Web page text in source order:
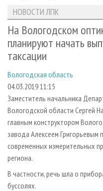
ЛЕСОЗАГОТОВКА
ЛЕСОПИЛЕНИЕ
ДЕРЕВООБРАБОТКА
СУШКА ДРЕВЕСИНЫ
ПРОИЗВОДСТВО
ДЕРЕВЯННОЕ
ПРОИЗВОДСТВО МЕБЕЛИ
БИОЭНЕРГЕТИКА
ЦБП
ИНСТРУМЕНТ И
НОВОСТИ ЛПК
НОВОСТИ ЖУРНАЛА
НОВОСТИ КОМПАНИЙ
ПРОЕКТЫ ЛПИ
АНАЛИТИКА
ПРЕДПРИЯТИЯ ЛПК
ЛЕСНЫЕ РЕГИОНЫ РОССИИ
ПЕРСОНЫ
МОБИЛЬНЫЕ ВЫСТАВКИ
ОФИЦИАЛЬНЫЕ
ПРИОРИТЕТНЫЕ
RUSSIAN FORESTRY
ГАЗЕТА ЛЕСПРОМФОРУМ
БИБЛИОТЕКА
АРХИВ
АРХИВ ЖУРНАЛОВ
СТАТЬИ
О ЖУРНАЛЕ
ПОДПИСКА
КОНТАКТЫ
РЕКЛАМОДАТЕЛЯМ
РЕКЛАМА
РЕКЛАМА НА САЙТЕ
НОВОСТИ ЛПК
На Вологодском
планируют начать
таксации
Вологодская область
04.03.2019 11:15
Заместитель начальника
Вологодской области Сергей
главным конструктором
завода Алексеем Григорьевым
современных измерительных
региона.
В частности, речь шла о
буссолях.